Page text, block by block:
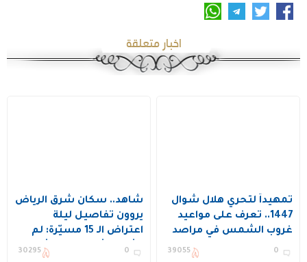
اخبار متعلقة
تمهيداً لتحري هلال شوال
1447.. تعرف على مواعيد
غروب الشمس في مراصد
السعودية اليوم
0
39055
شاهد.. سكان شرق الرياض
يروون تفاصيل ليلة
اعتراض الـ 15 مسيّرة: لم
نشعر بشيء.. ونعيش في
0
30295